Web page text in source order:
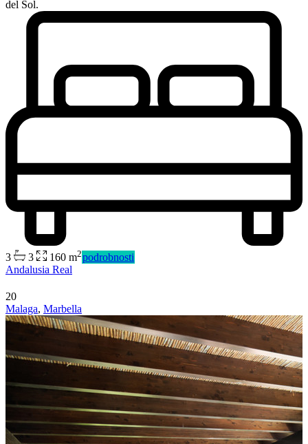
del Sol.
3 3 160 m2podrobnosti
Andalusia Real
20
Malaga, Marbella